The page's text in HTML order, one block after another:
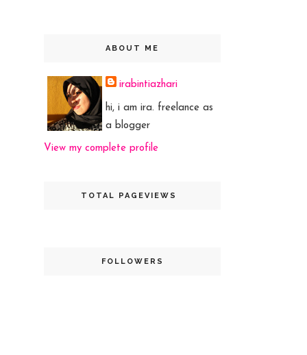
ABOUT ME
irabintiazhari
hi, i am ira. freelance as
a blogger
View my complete profile
TOTAL PAGEVIEWS
FOLLOWERS